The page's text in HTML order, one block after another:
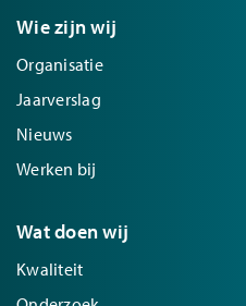
Wie zijn wij
Organisatie
Jaarverslag
Nieuws
Werken bij
Wat doen wij
Kwaliteit